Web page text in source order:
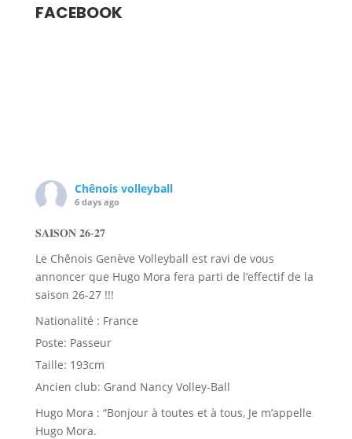
FACEBOOK
Chênois volleyball
6 days ago
𝐒𝐀𝐈𝐒𝐎𝐍 𝟐𝟔-𝟐𝟕
Le Chênois Genève Volleyball est ravi de vous
annoncer que Hugo Mora fera parti de l’effectif de la
saison 26-27 !!!
Nationalité : France
Poste: Passeur
Taille: 193cm
Ancien club: Grand Nancy Volley-Ball
Hugo Mora : “Bonjour à toutes et à tous, Je m’appelle
Hugo Mora.